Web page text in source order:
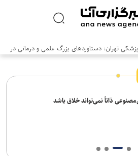
تهران: دستاوردهای بزرگ علمی و درمانی در
ذاتاً نمی‌تواند خلاق باشد